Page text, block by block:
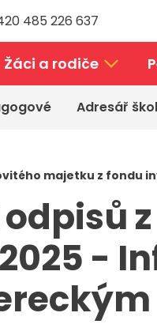
485 226 637
Žáci a rodiče
Adresář škol
majetku z fondu
-